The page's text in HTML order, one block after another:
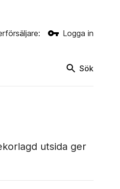
Logga in
Sök
utsida ger